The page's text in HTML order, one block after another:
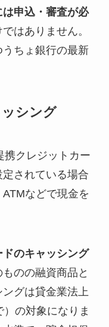
は申込・審査が必
はありません。
ちょ銀行の最新
シング
携クレジットカー
定されている場合
などで現金を
のキャッシング
のの融資商品と
グは貸金業法上
の対象になりま